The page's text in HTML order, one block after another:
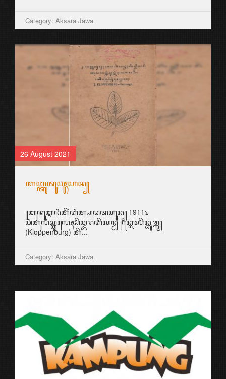
Category: Aksara Jawa
26 August 2021
ꦧꦧ꧀ꦠꦸꦠꦸꦮꦸꦃꦲꦤ꧀
꧋ꦧꦸꦏꦸꦆꦤꦶꦠꦼꦂꦧꦶꦠ꧀ꦥꦣꦠꦲꦸꦤ꧀ 1911꧈
ꦣꦶꦠꦸꦭꦶꦱ꧀ꦎꦭꦺꦃꦱꦼꦎꦫꦁꦧꦼꦭꦤ꧀ꦝ ꧊ꦏ꧀ꦭꦺꦴꦥꦼꦤ꧀ꦧꦸꦫ꧀ꦒ꧀
(Kloppenburg) ꦠꦼ...
Category: Aksara Jawa